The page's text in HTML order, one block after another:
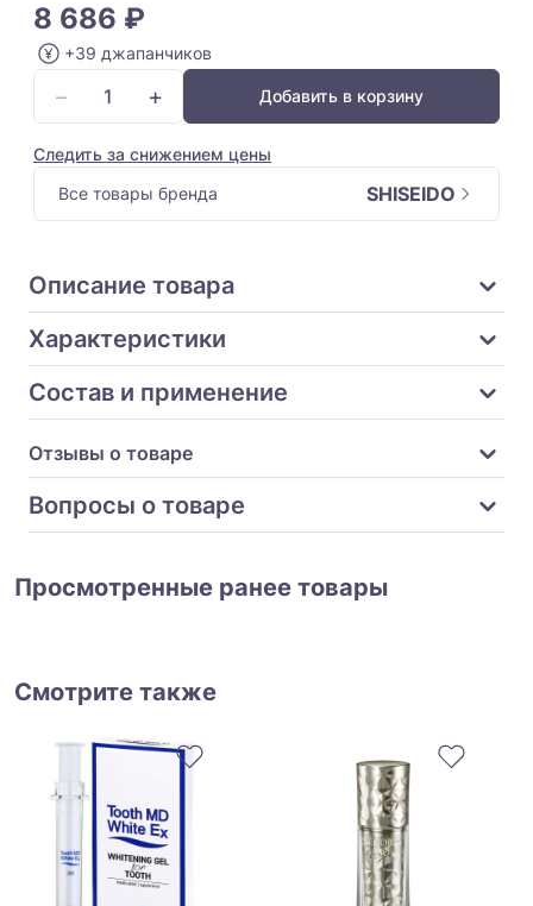
8 686 ₽
+39 джапанчиков
− + Добавить в корзину
Следить за снижением цены
Все товары бренда
SHISEIDO
Описание товара
Характеристики
Состав и применение
Отзывы о товаре
Вопросы о товаре
Просмотренные ранее товары
Смотрите также